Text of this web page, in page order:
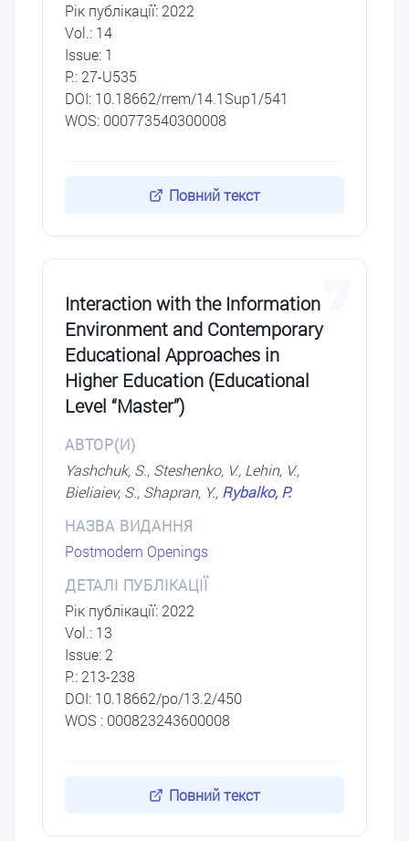
Рік публікації: 2022
Vol.: 14
Issue: 1
P.: 27-U535
DОI: 10.18662/rrem/14.1Sup1/541
WOS: 000773540300008
Повний текст
Interaction with the Information
Environment and Contemporary
Educational Approaches in
Higher Education (Educational
Level “Master”)
АВТОР(И)
Yashchuk, S., Steshenko, V., Lehin, V.,
Bieliaiev, S., Shapran, Y., Rybalko, P.
НАЗВА ВИДАННЯ
Postmodern Openings
ДЕТАЛІ ПУБЛІКАЦІЇ
Рік публікації: 2022
Vol.: 13
Issue: 2
P.: 213-238
DОI: 10.18662/po/13.2/450
WOS : 000823243600008
Повний текст